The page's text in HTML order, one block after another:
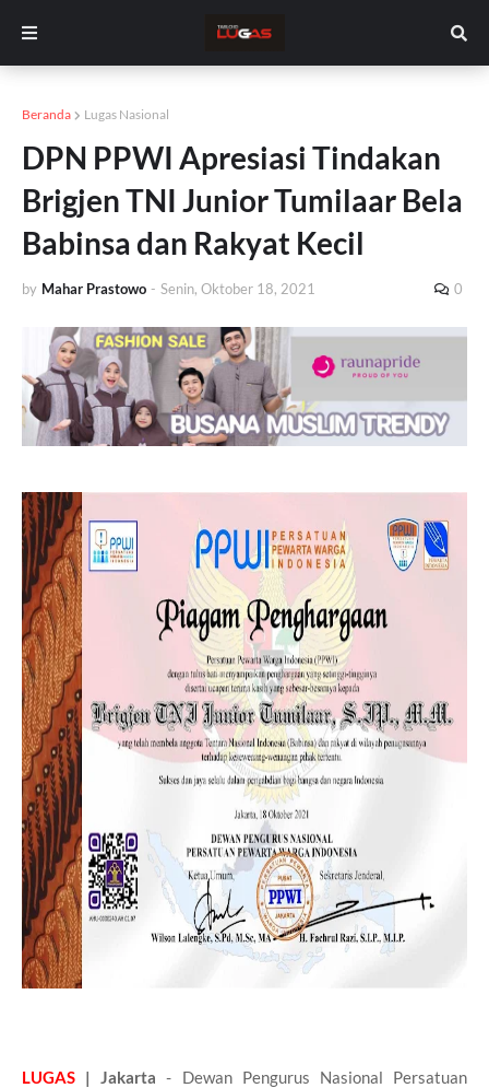
Beranda Lugas Nasional
DPN PPWI Apresiasi Tindakan
Brigjen TNI Junior Tumilaar Bela
Babinsa dan Rakyat Kecil
by Mahar Prastowo - Senin, Oktober 18, 2021 0
LUGAS | Jakarta- Dewan Pengurus Nasional Persatuan